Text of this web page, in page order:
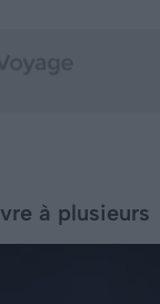
à plusieurs